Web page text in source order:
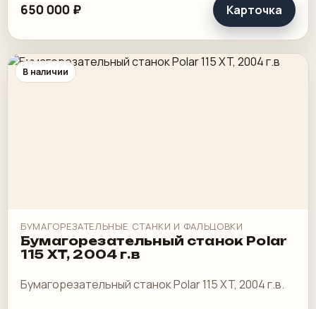
650 000 ₽ Карточка
В наличии
БУМАГОРЕЗАТЕЛЬНЫЕ СТАНКИ И ФАЛЬЦОВКИ
Бумагорезательный станок Polar
115 XT, 2004 г.в
Бумагорезательный станок Polar 115 XT, 2004 г.в.